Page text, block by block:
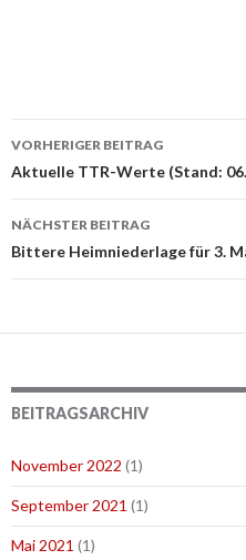
VORHERIGER BEITRAG
Aktuelle TTR-Werte (Stand:
NÄCHSTER BEITRAG
Bittere Heimniederlage für 3.
BEITRAGSARCHIV
November 2022 (1)
September 2021 (1)
Mai 2021 (1)